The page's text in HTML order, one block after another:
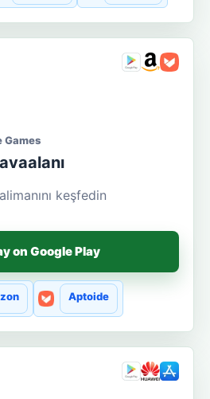
Games
keşfedin
on Google Play
Aptoide